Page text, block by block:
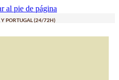
al pie de página
Y PORTUGAL (24/72H)